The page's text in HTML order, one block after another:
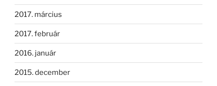
2017. március
2017. február
2016. január
2015. december